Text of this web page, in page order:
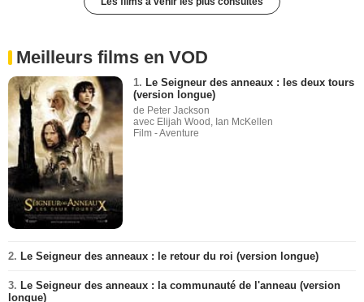
Meilleurs films en VOD
1. Le Seigneur des anneaux : les deux tours
(version longue)
de Peter Jackson
avec Elijah Wood, Ian McKellen
Film - Aventure
2. Le Seigneur des anneaux : le retour du roi (version longue)
3. Le Seigneur des anneaux : la communauté de l'anneau (version
longue)